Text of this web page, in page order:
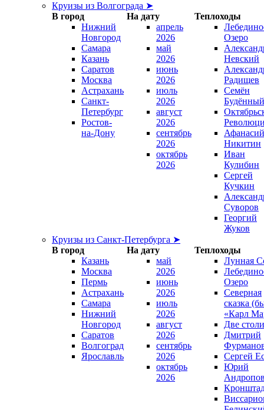
Круизы из Волгограда ➤
В город
На дату
Теплоходы
Нижний
Новгород
Самара
Казань
Саратов
Москва
Астрахань
Санкт-
Петербург
Ростов-
на-Дону
апрель
2026
май
2026
июнь
2026
июль
2026
август
2026
сентябрь
2026
октябрь
2026
Озеро
Невский
Радищев
Семён
Будённый
Афанасий
Никитин
Иван
Кулибин
Сергей
Кучкин
Суворов
Георгий
Жуков
Круизы из Санкт-Петербурга ➤
В город
На дату
Теплоходы
Казань
Москва
Пермь
Астрахань
Самара
Нижний
Новгород
Саратов
Волгоград
Ярославль
май
2026
июнь
2026
июль
2026
август
2026
сентябрь
2026
октябрь
2026
Лунная
Озеро
Северная
сказка
«Карл
Две
Дмитрий
Сергей
Юрий